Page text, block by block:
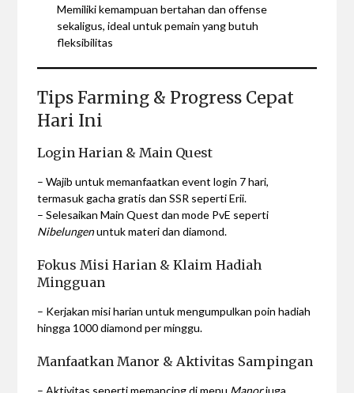
Memiliki kemampuan bertahan dan offense
sekaligus, ideal untuk pemain yang butuh
fleksibilitas
Tips Farming & Progress Cepat
Hari Ini
Login Harian & Main Quest
– Wajib untuk memanfaatkan event login 7 hari,
termasuk gacha gratis dan SSR seperti Erii.
– Selesaikan Main Quest dan mode PvE seperti
Nibelungenuntuk materi dan diamond.
Fokus Misi Harian & Klaim Hadiah
Mingguan
– Kerjakan misi harian untuk mengumpulkan poin hadiah
hingga 1000 diamond per minggu.
Manfaatkan Manor & Aktivitas Sampingan